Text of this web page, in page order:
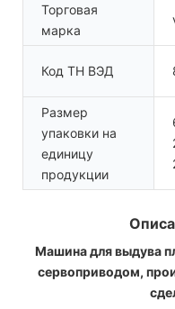
Торговая
марка
Код ТН ВЭД
Размер
упаковки на
единицу
продукции
Машина для выдува
сервоприводом,